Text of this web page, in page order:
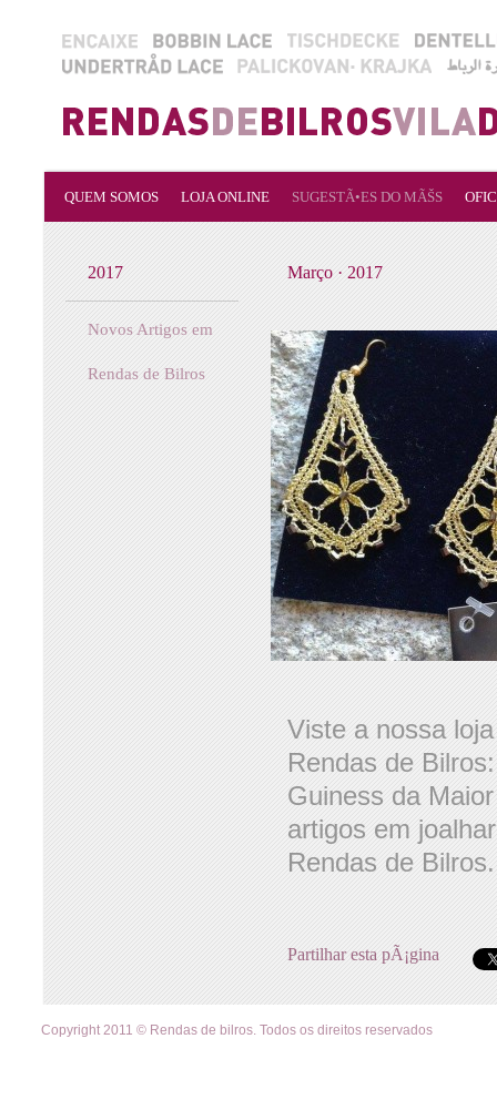
QUEM SOMOS LOJA ONLINE SUGESTÃ•ES DO MÃŠS
2017
Novos Artigos em
Rendas de Bilros
Março · 2017
Viste a nossa
Rendas de
Guiness da
artigos em
Rendas de Bilros.
Partilhar esta pÃ¡gina
Copyright 2011 © Rendas de bilros. Todos os direitos reservados